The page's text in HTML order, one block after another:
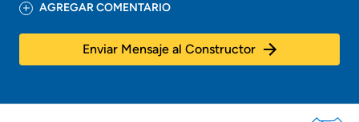
AGREGAR COMENTARIO
Enviar Mensaje al Constructor